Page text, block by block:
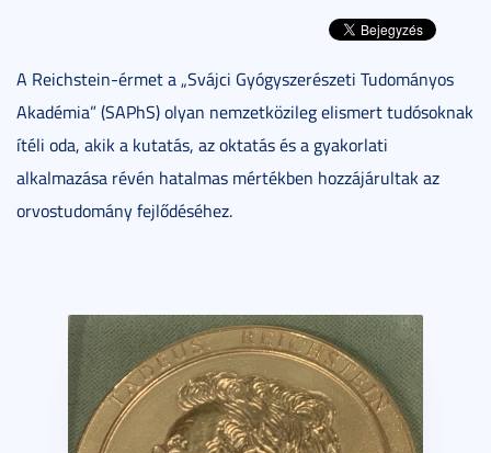
A Reichstein-érmet a „Svájci Gyógyszerészeti Tudományos
Akadémia” (SAPhS) olyan nemzetközileg elismert tudósoknak
ítéli oda, akik a kutatás, az oktatás és a gyakorlati
alkalmazása révén hatalmas mértékben hozzájárultak az
orvostudomány fejlődéséhez.